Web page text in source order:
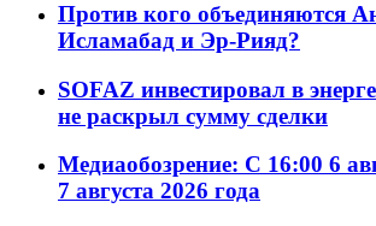
Против кого объединяются
Исламабад и Эр-Рияд?
SOFAZ инвестировал в
не раскрыл сумму сделки
Медиаобозрение: С 16:00 6
7 августа 2026 года